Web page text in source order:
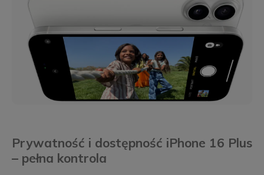
Prywatność i dostępność iPhone 16 Plus
– pełna kontrola